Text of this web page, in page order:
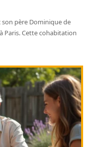
père Dominique de
Paris. Cette cohabitation